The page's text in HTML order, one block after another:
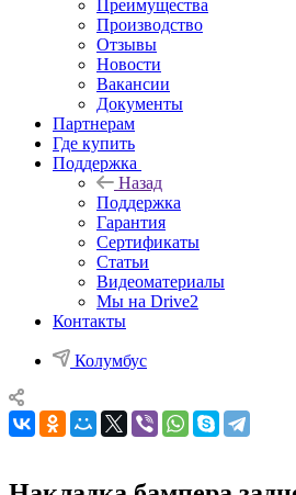
Преимущества
Производство
Отзывы
Новости
Вакансии
Документы
Партнерам
Где купить
Поддержка
Назад
Поддержка
Гарантия
Сертификаты
Статьи
Видеоматериалы
Мы на Drive2
Контакты
Колумбус